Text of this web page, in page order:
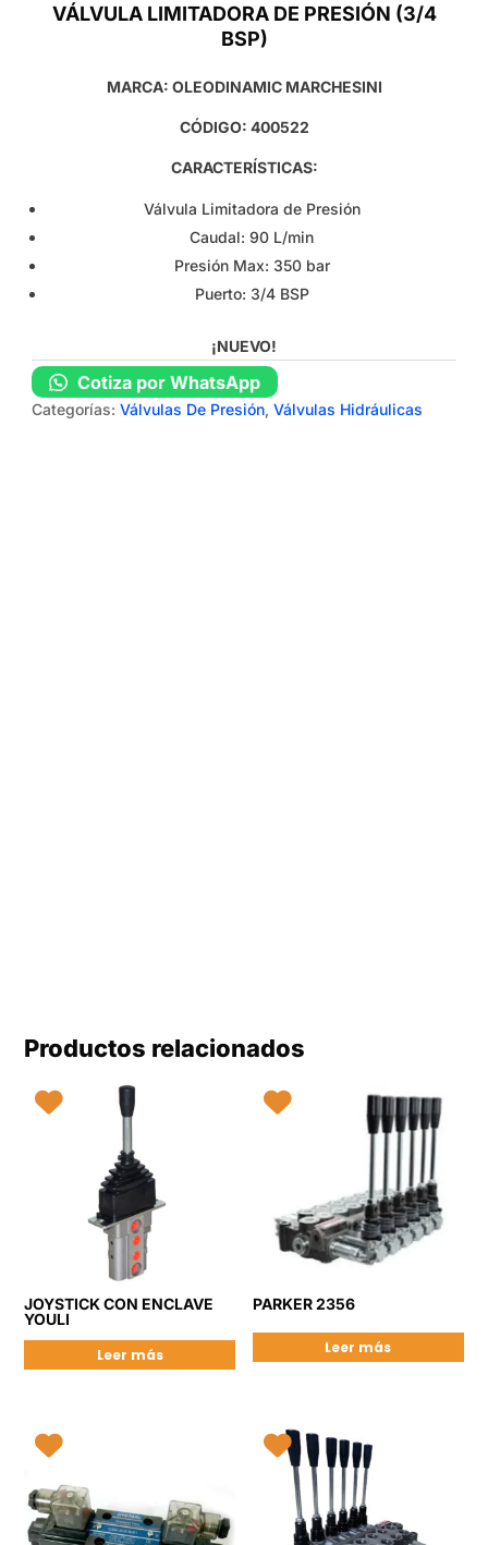
VÁLVULA LIMITADORA DE PRESIÓN (3/4
BSP)
MARCA: OLEODINAMIC MARCHESINI
CÓDIGO: 400522
CARACTERÍSTICAS:
Válvula Limitadora de Presión
Caudal: 90 L/min
Presión Max: 350 bar
Puerto: 3/4 BSP
¡NUEVO!
Cotiza por WhatsApp
Categorías:Válvulas De Presión,Válvulas Hidráulicas
Productos relacionados
JOYSTICK CON ENCLAVE
YOULI
Leer más
PARKER 2356
Leer más